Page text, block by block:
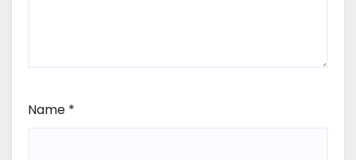
Name *